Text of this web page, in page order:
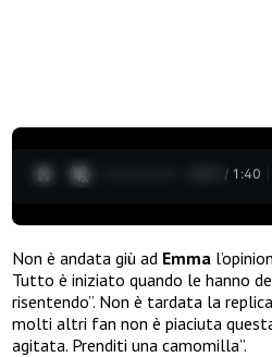
0:28 / 1:40
Non è andata giù ad Emma
Tutto è iniziato quando le hanno
risentendo”. Non è tardata la
molti altri fan non è piaciuta
agitata. Prenditi una camomilla”.